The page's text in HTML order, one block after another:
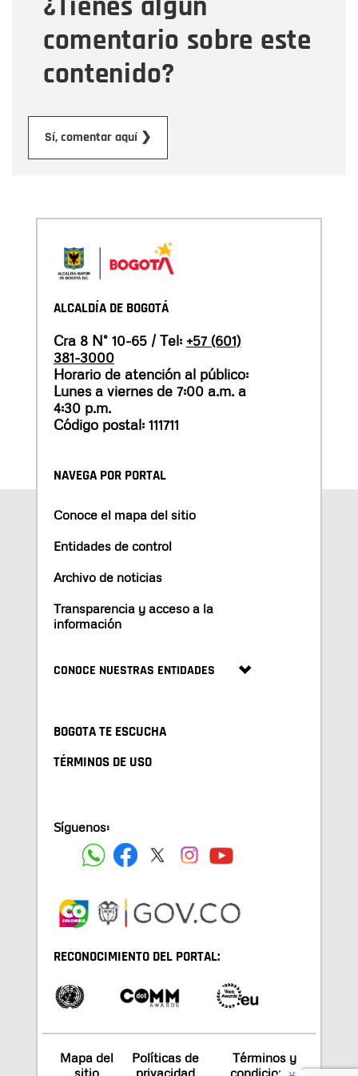
comentario sobre este
contenido?
Sí, comentar aquí ❯
ALCALDÍA DE BOGOTÁ
Cra 8 N° 10-65 / Tel: +57 (601)
381-3000
Horario de atención al público:
Lunes a viernes de 7:00 a.m. a
4:30 p.m.
Código postal: 111711
NAVEGA POR PORTAL
Conoce el mapa del sitio
Entidades de control
Archivo de noticias
Transparencia y acceso a la
información
CONOCE NUESTRAS ENTIDADES
BOGOTA TE ESCUCHA
TÉRMINOS DE USO
Síguenos:
RECONOCIMIENTO DEL PORTAL:
Mapa del
Políticas de
Términos y